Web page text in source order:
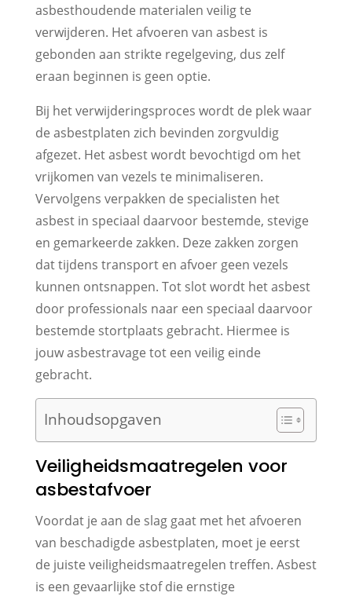
asbesthoudende materialen veilig te
verwijderen. Het afvoeren van asbest is
gebonden aan strikte regelgeving, dus zelf
eraan beginnen is geen optie.
Bij het verwijderingsproces wordt de plek waar
de asbestplaten zich bevinden zorgvuldig
afgezet. Het asbest wordt bevochtigd om het
vrijkomen van vezels te minimaliseren.
Vervolgens verpakken de specialisten het
asbest in speciaal daarvoor bestemde, stevige
en gemarkeerde zakken. Deze zakken zorgen
dat tijdens transport en afvoer geen vezels
kunnen ontsnappen. Tot slot wordt het asbest
door professionals naar een speciaal daarvoor
bestemde stortplaats gebracht. Hiermee is
jouw asbestravage tot een veilig einde
gebracht.
Inhoudsopgaven
Veiligheidsmaatregelen voor
asbestafvoer
Voordat je aan de slag gaat met het afvoeren
van beschadigde asbestplaten, moet je eerst
de juiste veiligheidsmaatregelen treffen. Asbest
is een gevaarlijke stof die ernstige